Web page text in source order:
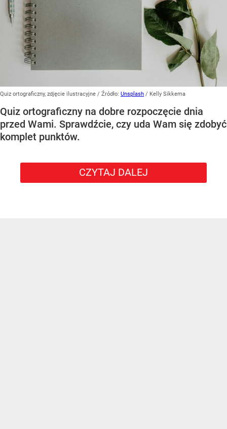
Quiz ortograficzny, zdjęcie ilustracyjne / Źródło: Unsplash / Kelly Sikkema
Quiz ortograficzny na dobre rozpoczęcie dnia
przed Wami. Sprawdźcie, czy uda Wam się zdobyć
komplet punktów.
CZYTAJ DALEJ